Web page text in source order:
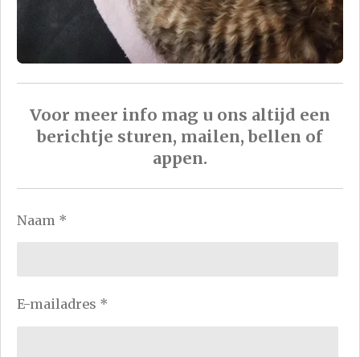
Voor meer info mag u ons altijd een
berichtje sturen, mailen, bellen of
appen.
Naam *
E-mailadres *